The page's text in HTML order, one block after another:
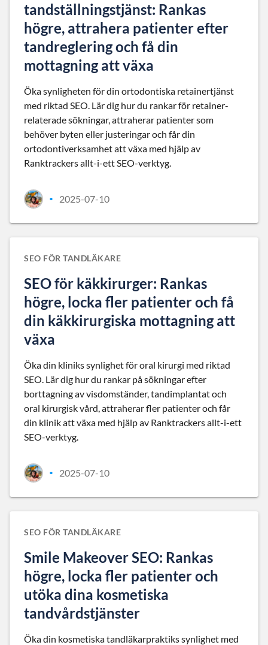
tandställningstjänst: Rankas
högre, attrahera patienter efter
tandreglering och få din
mottagning att växa
Öka synligheten för din ortodontiska retainertjänst
med riktad SEO. Lär dig hur du rankar för retainer-
relaterade sökningar, attraherar patienter som
behöver byten eller justeringar och får din
ortodontiverksamhet att växa med hjälp av
Ranktrackers allt-i-ett SEO-verktyg.
• 2025-07-10
SEO FÖR TANDLÄKARE
SEO för käkkirurger: Rankas
högre, locka fler patienter och få
din käkkirurgiska mottagning att
växa
Öka din kliniks synlighet för oral kirurgi med riktad
SEO. Lär dig hur du rankar på sökningar efter
borttagning av visdomständer, tandimplantat och
oral kirurgisk vård, attraherar fler patienter och får
din klinik att växa med hjälp av Ranktrackers allt-i-ett
SEO-verktyg.
• 2025-07-10
SEO FÖR TANDLÄKARE
Smile Makeover SEO: Rankas
högre, locka fler patienter och
utöka dina kosmetiska
tandvårdstjänster
Öka din kosmetiska tandläkarpraktiks synlighet med